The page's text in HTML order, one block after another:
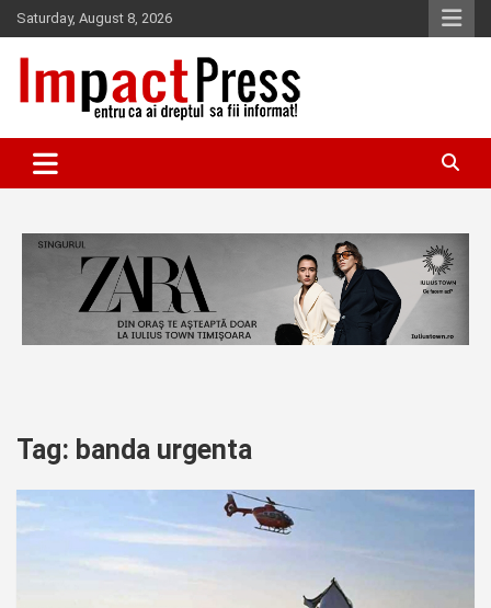
Skip
to
content
Saturday, August 8, 2026
IMPACTPRESS
Tag: banda urgenta